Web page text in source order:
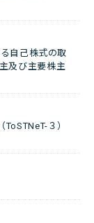
自己株式の取
及び主要株主
３）